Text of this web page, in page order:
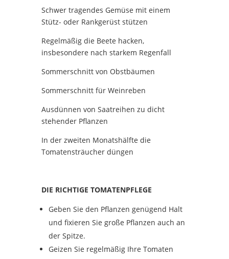
Schwer tragendes Gemüse mit einem
Stütz- oder Rankgerüst stützen
Regelmäßig die Beete hacken,
insbesondere nach starkem Regenfall
Sommerschnitt von Obstbäumen
Sommerschnitt für Weinreben
Ausdünnen von Saatreihen zu dicht
stehender Pflanzen
In der zweiten Monatshälfte die
Tomatensträucher düngen
DIE RICHTIGE TOMATENPFLEGE
Geben Sie den Pflanzen genügend Halt
und fixieren Sie große Pflanzen auch an
der Spitze.
Geizen Sie regelmäßig Ihre Tomaten